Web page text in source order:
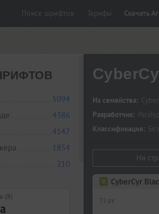
Поиск шрифтов Тарифы Скачать
5094
4386
4147
1854
210
(8)
Из семейства:
Разработчик:
Классификация:
На
CyberCyr
72 px